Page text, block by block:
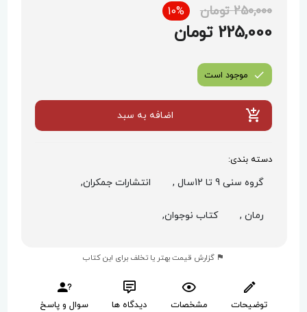
250,000 تومان 10%
225,000 تومان
موجود است
اضافه به سبد
دسته بندی:
گروه سنی 9 تا 12سال , انتشارات جمکران,
رمان , کتاب نوجوان,
گزارش قیمت بهتر یا تخلف برای این کتاب
توضیحات مشخصات دیدگاه ها سوال و پاسخ